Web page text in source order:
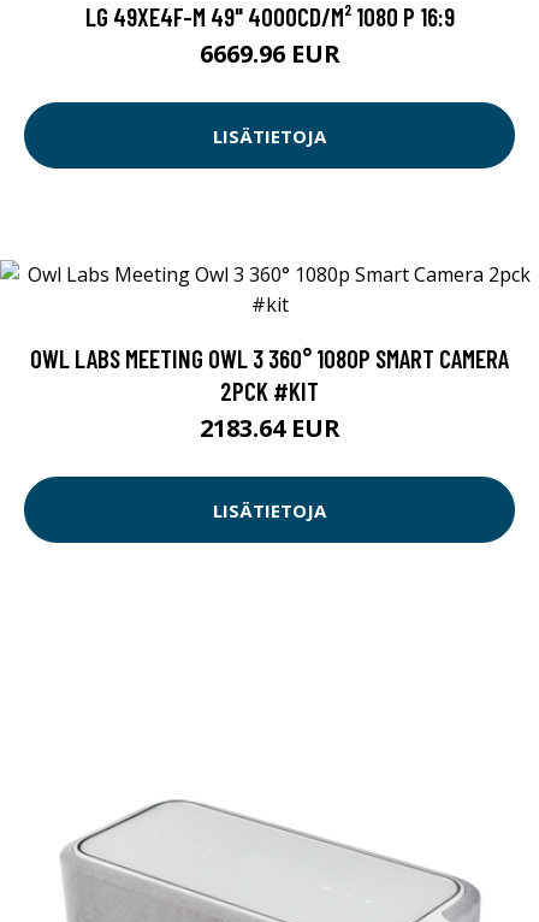
LG 49XE4F-M 49" 4000CD/M² 1080 P 16:9
6669.96 EUR
LISÄTIETOJA
OWL LABS MEETING OWL 3 360° 1080P SMART CAMERA
2PCK #KIT
2183.64 EUR
LISÄTIETOJA